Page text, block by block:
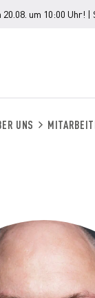
um 10:00 Uhr! |
UNS